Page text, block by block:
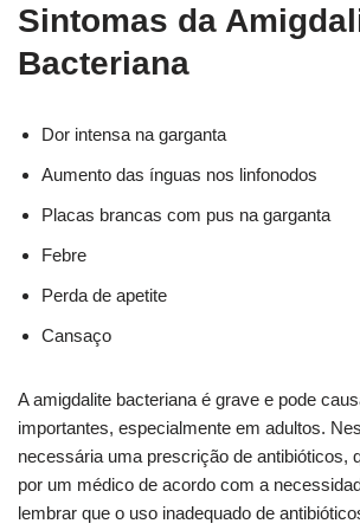
Sintomas da
Bacteriana
Dor intensa na garganta
Aumento das ínguas nos linfonodos
Placas brancas com pus na garganta
Febre
Perda de apetite
Cansaço
A amigdalite bacteriana é grave e pode
importantes, especialmente em adultos.
necessária uma prescrição de antibióticos,
por um médico de acordo com a
lembrar que o uso inadequado de